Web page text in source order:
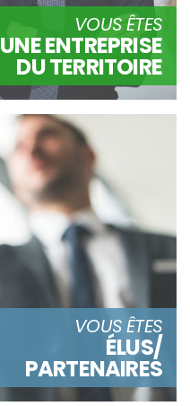
VOUS ÊTES
UNE ENTREPRISE
DU TERRITOIRE
VOUS ÊTES
ÉLUS/
PARTENAIRES